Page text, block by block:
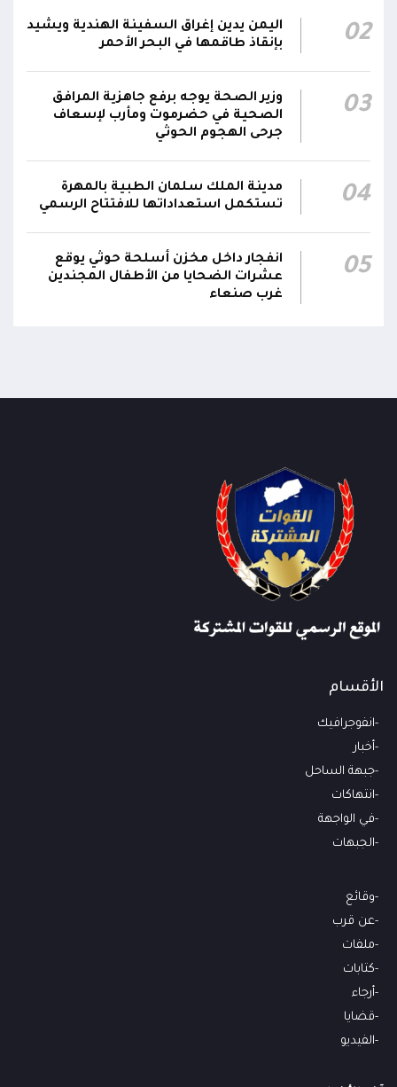
18:25
سفينة نفطية قبالة محطة كهرباء المخا باستخدام
زورق مفخخ
18:13
المقاومة الوطنية تدمر زورقاً حوثياً مفخخاً حاول
استهداف سفينة نفطية بالقرب من محطة
الكهرباء بالمخا
02
اليمن يدين إغراق السفينة الهندية ويشيد
بإنقاذ طاقمها في البحر الأحمر
03
وزير الصحة يوجه برفع جاهزية المرافق
الصحية في حضرموت ومأرب لإسعاف
جرحى الهجوم الحوثي
04
مدينة الملك سلمان الطبية بالمهرة
تستكمل استعداداتها للافتتاح الرسمي
05
انفجار داخل مخزن أسلحة حوثي يوقع
عشرات الضحايا من الأطفال المجندين
غرب صنعاء
الأقسام
انفوجرافيك
أخبار
جبهة الساحل
انتهاكات
في الواجهة
الجبهات
وقائع
عن قرب
ملفات
كتابات
أرجاء
قضايا
الفيديو